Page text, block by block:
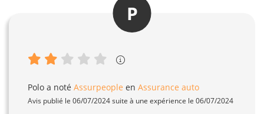
P
Polo a noté Assurpeople en Assurance auto
Avis publié le 06/07/2024 suite à une expérience le 06/07/2024